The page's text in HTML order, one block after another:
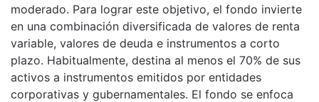
moderado. Para lograr este objetivo, el fondo invierte
en una combinación diversificada de valores de renta
variable, valores de deuda e instrumentos a corto
plazo. Habitualmente, destina al menos el 70% de sus
activos a instrumentos emitidos por entidades
corporativas y gubernamentales. El fondo se enfoca